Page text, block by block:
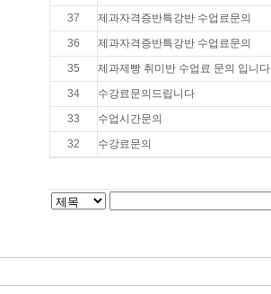
37
제과자격증반특강반 수업료문의
36
제과자격증반특강반 수업료문의
35
제과제빵 취미반 수업료 문의 입니다
34
수강료문의드립니다
33
수업시간문의
32
수강료문의